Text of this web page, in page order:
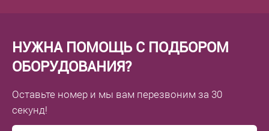
НУЖНА ПОМОЩЬ С ПОДБОРОМ
ОБОРУДОВАНИЯ?
Оставьте номер и мы вам перезвоним за 30
секунд!